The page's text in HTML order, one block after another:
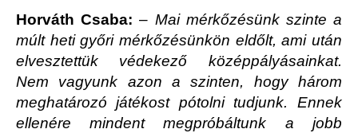
Horváth Csaba: – Mai mérkőzésünk szinte a
múlt heti győri mérkőzésünkön eldőlt, ami után
elvesztettük védekező középpályásainkat.
Nem vagyunk azon a szinten, hogy három
meghatározó játékost pótolni tudjunk. Ennek
ellenére mindent megpróbáltunk a jobb